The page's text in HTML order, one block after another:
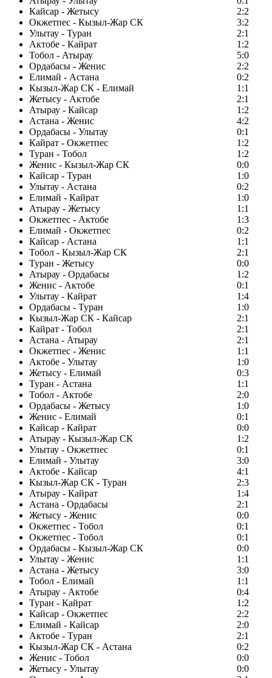
Кайсар - Жетысу
2:2
Окжетпес - Кызыл-Жар СК
3:2
Улытау - Туран
2:1
Актобе - Кайрат
1:2
Тобол - Атырау
5:0
Ордабасы - Женис
2:2
Елимай - Астана
0:2
Кызыл-Жар СК - Елимай
1:1
Жетысу - Актобе
2:1
Атырау - Кайсар
1:2
Астана - Женис
4:2
Ордабасы - Улытау
0:1
Кайрат - Окжетпес
1:2
Туран - Тобол
1:2
Женис - Кызыл-Жар СК
0:0
Кайсар - Туран
1:0
Улытау - Астана
0:2
Елимай - Кайрат
1:0
Атырау - Жетысу
1:1
Окжетпес - Актобе
1:3
Елимай - Окжетпес
0:2
Кайсар - Астана
1:1
Тобол - Кызыл-Жар СК
2:1
Туран - Жетысу
0:0
Атырау - Ордабасы
1:2
Женис - Актобе
0:1
Улытау - Кайрат
1:4
Ордабасы - Туран
1:0
Кызыл-Жар СК - Кайсар
2:1
Кайрат - Тобол
2:1
Астана - Атырау
2:1
Окжетпес - Женис
1:1
Актобе - Улытау
1:0
Жетысу - Елимай
0:3
Туран - Астана
1:1
Тобол - Актобе
2:0
Ордабасы - Жетысу
1:0
Женис - Елимай
0:1
Кайсар - Кайрат
0:0
Атырау - Кызыл-Жар СК
1:2
Улытау - Окжетпес
0:1
Елимай - Улытау
3:0
Актобе - Кайсар
4:1
Кызыл-Жар СК - Туран
2:3
Атырау - Кайрат
1:4
Астана - Ордабасы
2:1
Жетысу - Женис
0:0
Окжетпес - Тобол
0:1
Окжетпес - Тобол
0:1
Ордабасы - Кызыл-Жар СК
0:0
Улытау - Женис
1:1
Астана - Жетысу
3:0
Тобол - Елимай
1:1
Атырау - Актобе
0:4
Туран - Кайрат
1:2
Кайсар - Окжетпес
2:2
Елимай - Кайсар
2:0
Актобе - Туран
2:1
Кызыл-Жар СК - Астана
0:2
Женис - Тобол
0:0
Жетысу - Улытау
0:0